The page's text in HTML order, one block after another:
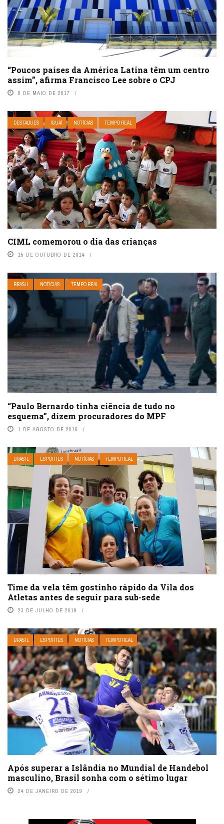
“Poucos países da América Latina têm um centro
assim”, afirma Francisco Lee sobre o CPJ
8 DE MAIO DE 2017
DESTAQUES IGUAÍ NOTÍCIAS TEMPO REAL
CIML comemorou o dia das crianças
15 DE OUTUBRO DE 2014
BRASIL NOTÍCIAS TEMPO REAL
“Paulo Bernardo tinha ciência de tudo no
esquema”, dizem procuradores do MPF
1 DE AGOSTO DE 2016
BRASIL ESPORTES NOTÍCIAS TEMPO REAL
Time da vela têm gostinho rápido da Vila dos
Atletas antes de seguir para sub-sede
23 DE JULHO DE 2019
BRASIL ESPORTES NOTÍCIAS TEMPO REAL
Após superar a Islândia no Mundial de Handebol
masculino, Brasil sonha com o sétimo lugar
24 DE JANEIRO DE 2019